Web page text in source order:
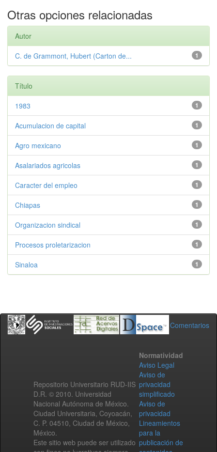
Otras opciones relacionadas
Autor
1
C. de Grammont, Hubert (Carton de...
Título
1
1983
1
Acumulacion de capital
1
Agro mexicano
1
Asalariados agricolas
1
Caracter del empleo
1
Chiapas
1
Organizacion sindical
1
Procesos proletarizacion
1
Sinaloa
Comentarios
Repositorio Universitario RUD-IIS
D.R. © 2010. Universidad
Nacional Autónoma de México.
Ciudad Universitaria, Coyoacán,
C. P. 04510, Ciudad de México,
México.
Este sitio web puede ser utilizado
Normatividad
Aviso Legal
Aviso de
privacidad
simplificado
Aviso de
privacidad
Lineamientos
para la
publicación de